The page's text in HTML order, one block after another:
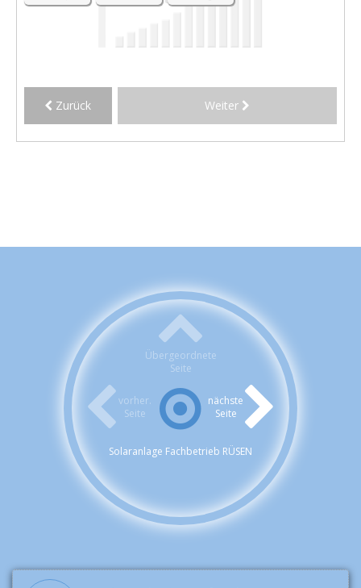
Zurück Weiter
Übergeordnete
Seite
vorher.
Seite
nächste
Seite
Solaranlage Fachbetrieb RÜSEN